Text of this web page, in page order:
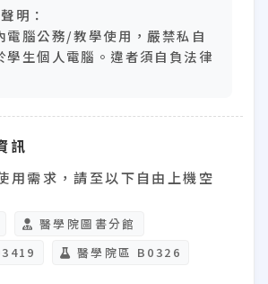
明：
電腦公務/教學使用，嚴禁私自
學生個人電腦。違者須自負法律
訊
用需求，請至以下自由上機空
醫學院圖書分館
醫學院區 B0326